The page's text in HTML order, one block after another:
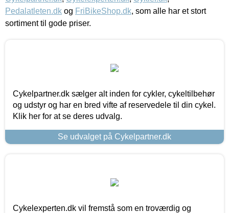
Pedalatleten.dk og FriBikeShop.dk, som alle har et stort
sortiment til gode priser.
Cykelpartner.dk sælger alt inden for cykler, cykeltilbehør
og udstyr og har en bred vifte af reservedele til din cykel.
Klik her for at se deres udvalg.
Se udvalget på Cykelpartner.dk
Cykelexperten.dk vil fremstå som en troværdig og